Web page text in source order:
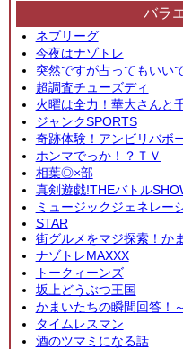
バラ
ネプリーグ
今夜はナゾトレ
突然ですが占ってもいい
超調査チューズディ
火曜は全力！華大さんと
ジャンクSPORTS
奇跡体験！アンビリバボ
ホンマでっか！？ＴＶ
相葉◎×部
真剣遊戯!THEバトル
ミュージックジェネレー
STAR
街グルメをマジ探索！か
ナゾトレMAXXX
トークィーンズ
坂上どうぶつ王国
かまいたちの瞬間回答！
タイムレスマン
酒のツマミになる話